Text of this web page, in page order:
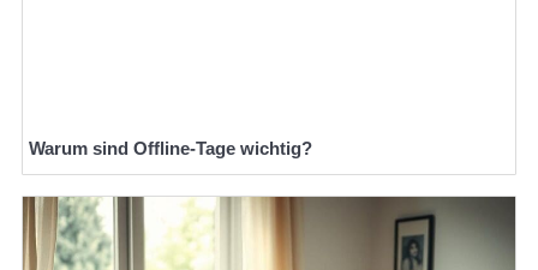
Warum sind Offline-Tage wichtig?